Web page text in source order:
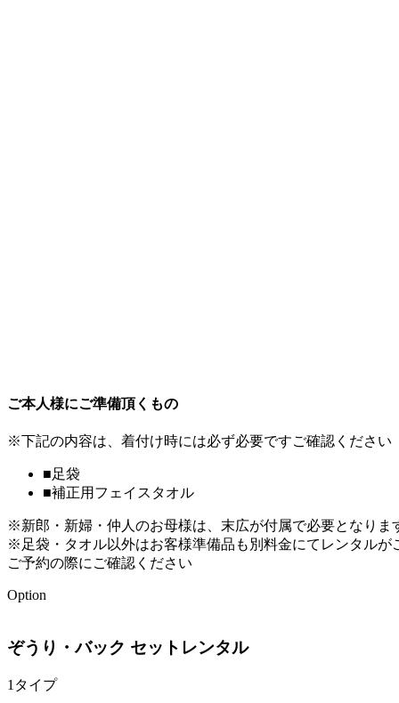
ご本人様にご準備頂くもの
※下記の内容は、着付け時には必ず必要ですご確認ください
■足袋
■補正用フェイスタオル
※新郎・新婦・仲人のお母様は、末広が付属で必要となりま
※足袋・タオル以外はお客様準備品も別料金にてレンタルが
ご予約の際にご確認ください
Option
ぞうり・バック セットレンタル
1タイプ